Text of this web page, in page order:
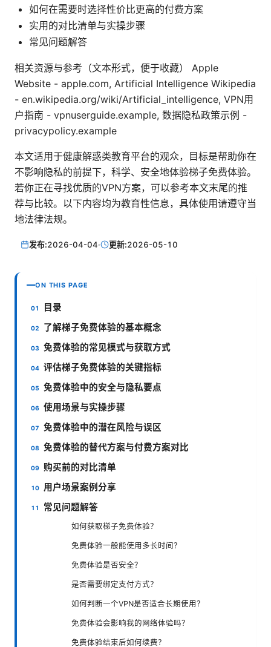
如何在需要时选择性价比更高的付费方案
实用的对比清单与实操步骤
常见问题解答
相关资源与参考（文本形式，便于收藏） Apple
Website - apple.com, Artificial Intelligence Wikipedia
- en.wikipedia.org/wiki/Artificial_intelligence, VPN用
户指南 - vpnuserguide.example, 数据隐私政策示例 -
privacypolicy.example
本文适用于健康解惑类教育平台的观众，目标是帮助你在
不影响隐私的前提下，科学、安全地体验梯子免费体验。
若你正在寻找优质的VPN方案，可以参考本文末尾的推
荐与比较。以下内容均为教育性信息，具体使用请遵守当
地法律法规。
发布:2026-04-04· 更新:2026-05-10
ON THIS PAGE
目录
了解梯子免费体验的基本概念
免费体验的常见模式与获取方式
评估梯子免费体验的关键指标
免费体验中的安全与隐私要点
使用场景与实操步骤
免费体验中的潜在风险与误区
免费体验的替代方案与付费方案对比
购买前的对比清单
用户场景案例分享
常见问题解答
如何获取梯子免费体验？
免费体验一般能使用多长时间？
免费体验是否安全？
是否需要绑定支付方式？
如何判断一个VPN是否适合长期使用？
免费体验会影响我的网络体验吗？
免费体验结束后如何续费？